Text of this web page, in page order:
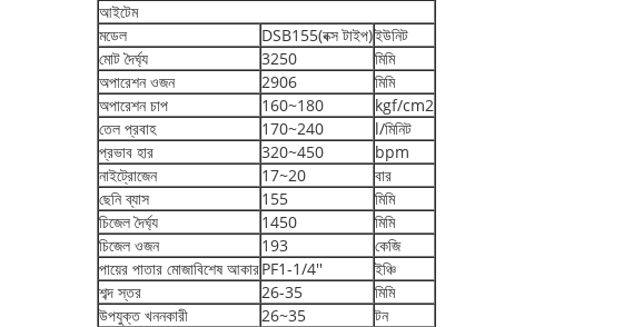
আইটেম
মডেল
DSB155(বক্স টাইপ)ইউনিট
মোট দৈর্ঘ্য
3250
মিমি
অপারেশন ওজন
2906
মিমি
অপারেশন চাপ
160~180
kgf/cm2
তেল প্রবাহ
170~240
l/মিনিট
প্রভাব হার
320~450
bpm
নাইট্রোজেন
17~20
বার
ছেনি ব্যাস
155
মিমি
চিজেল দৈর্ঘ্য
1450
মিমি
চিজেল ওজন
193
কেজি
পায়ের পাতার মোজাবিশেষ আকারPF1-1/4''
ইঞ্চি
শব্দ স্তর
26-35
মিমি
উপযুক্ত খননকারী
26~35
টন